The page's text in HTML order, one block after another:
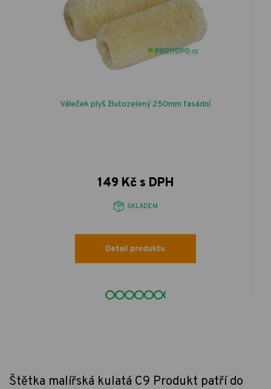
Váleček plyš žlutozelený 250mm fasádní
149 Kč s DPH
SKLADEM
Detail produktu
Štětka malířská kulatá C9 Produkt patří do